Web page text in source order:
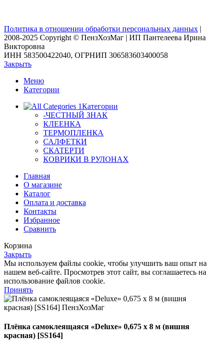
Политика в отношении обработки персональных данных |
2008-2025 Copyright © ПензХозМаг | ИП Пантелеева Ирина
Викторовна
ИНН 583500422040, ОГРНИП 306583603400058
Закрыть
Меню
Категории
Категории
-ЧЕСТНЫЙ ЗНАК
КЛЕЕНКА
ТЕРМОПЛЕНКА
САЛФЕТКИ
СКАТЕРТИ
КОВРИКИ В РУЛОНАХ
Главная
О магазине
Каталог
Оплата и доставка
Контакты
Избранное
Сравнить
Корзина
Закрыть
Мы используем файлы cookie, чтобы улучшить ваш опыт на
нашем веб-сайте. Просмотрев этот сайт, вы соглашаетесь на
использование файлов cookie.
Принять
Плёнка самоклеящаяся «Deluxe» 0,675 х 8 м (вишня
красная) [SS164]